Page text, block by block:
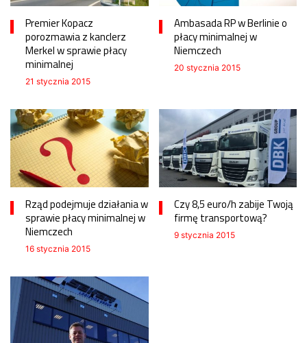
Premier Kopacz
porozmawia z kanclerz
Merkel w sprawie płacy
minimalnej
21 stycznia 2015
Ambasada RP w Berlinie o
płacy minimalnej w
Niemczech
20 stycznia 2015
Rząd podejmuje działania w
sprawie płacy minimalnej w
Niemczech
16 stycznia 2015
Czy 8,5 euro/h zabije Twoją
firmę transportową?
9 stycznia 2015